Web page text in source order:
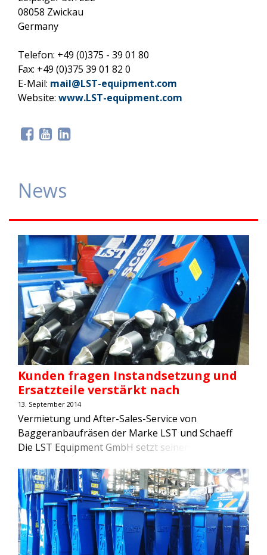
08058 Zwickau
Germany
Telefon: +49 (0)375 - 39 01 80
Fax: +49 (0)375 39 01 82 0
E-Mail: mail@LST-equipment.com
Website: www.LST-equipment.com
News
Kunden fragen Instandsetzung und
Ersatzteile verstärkt nach
13. September 2014
Vermietung und After-Sales-Service von
Baggeranbaufräsen der Marke LST und Schaeff
Die LST Equipment GmbH setzt seinen
After-Sales-Service von Baggeranbaufrasen der
Serie LST SC und der Baggeranbaufrasen des
Herstellers Schaeff, Serie WS. Die LST Equipment
GmbH mit ihren Standorten in Zwickau, Passau,
Kagiswil (Schweiz), Wien (Osterreich) sowie
Katowice (Polen) […]